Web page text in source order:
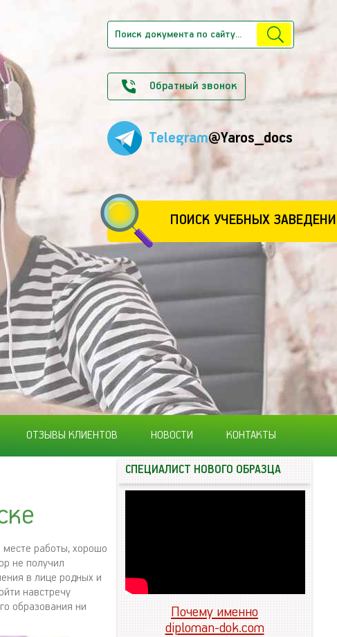
Обратный звонок
Telegram@Yaros_docs
ПОИСК УЧЕБНЫХ
ОТЗЫВЫ КЛИЕНТОВ НОВОСТИ КОНТАКТЫ
работы, хорошо
не получил
в лице родных и
навстречу
образования ни
СПЕЦИАЛИСТ НОВОГО ОБРАЗЦА
Почему именно
diploman-dok.com